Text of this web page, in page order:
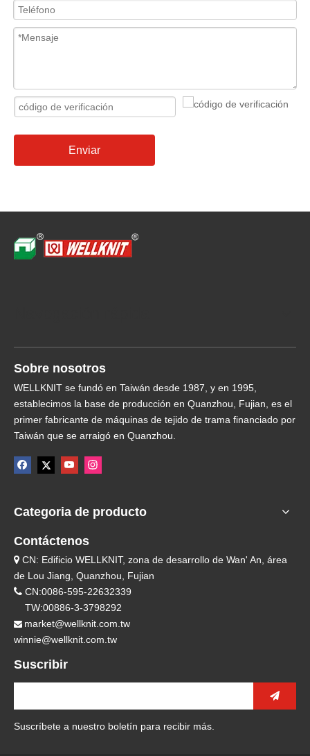
Enviar
Sobre nosotros
WELLKNIT se fundó en Taiwán desde 1987, y en 1995,
establecimos la base de producción en Quanzhou, Fujian, es el
primer fabricante de máquinas de tejido de trama financiado por
Taiwán que se arraigó en Quanzhou.
Categoria de producto
Contáctenos
 CN: Edificio WELLKNIT, zona de desarrollo de Wan' An, área
de Lou Jiang, Quanzhou, Fujian
 CN:0086-595-22632339
TW:00886-3-3798292
 market@wellknit.com.tw
winnie@wellknit.com.tw
Suscribir
Suscríbete a nuestro boletín para recibir más.